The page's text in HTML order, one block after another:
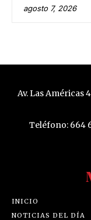
agosto 7, 2026
Av. Las Américas
Teléfono: 664
INICIO
NOTICIAS DEL DÍA